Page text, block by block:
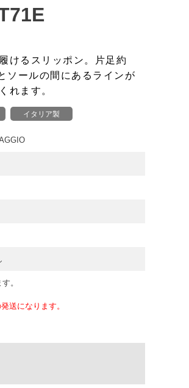
けるスリッポン。片足約
ソールの間にあるラインが
れます。
イタリア製
。
送になります。